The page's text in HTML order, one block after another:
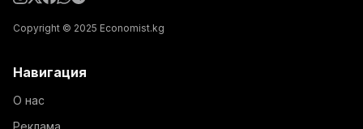
Copyright © 2025 Economist.kg
Навигация
О нас